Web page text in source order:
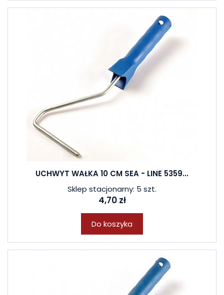
UCHWYT WAŁKA 10 CM SEA - LINE 5359...
Sklep stacjonarny: 5 szt.
4,70 zł
Do koszyka